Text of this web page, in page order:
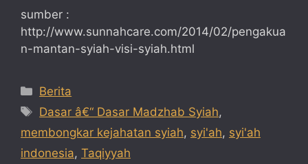
sumber :
http://www.sunnahcare.com/2014/02/pengakua
n-mantan-syiah-visi-syiah.html
Categories
Berita
Tags
Dasar â€“ Dasar Madzhab Syiah,
membongkar kejahatan syiah, syi'ah, syi'ah
indonesia, Taqiyyah